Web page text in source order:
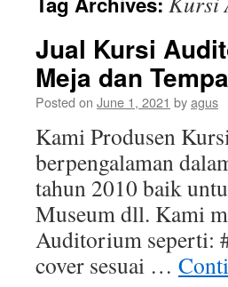
Jual Kursi
Meja dan
Posted on June 1, 2021 byagus
Kami Produsen
berpengalaman
tahun 2010 baik
Museum dll. Kami
Auditorium seperti:
cover sesuai …